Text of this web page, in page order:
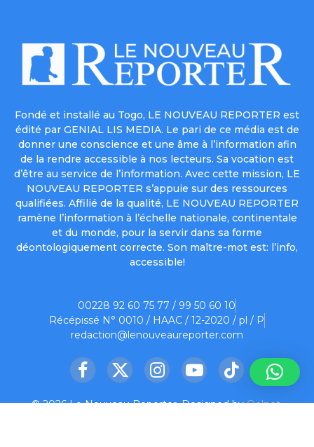
Fondé et installé au Togo, LE NOUVEAU REPORTER est
édité par GENIAL LIS MEDIA. Le pari de ce média est de
donner une conscience et une âme à l’information afin
de la rendre accessible à nos lecteurs. Sa vocation est
d’être au service de l’information. Avec cette mission, LE
NOUVEAU REPORTER s’appuie sur des ressources
qualifiées. Affilié de la qualité, LE NOUVEAU REPORTER
ramène l’information à l’échelle nationale, continentale
et du monde, pour la servir dans sa forme
déontologiquement correcte. Son maître-mot est: l’info,
accessible!
00228 92 60 75 77 / 99 50 60 10
Récépissé N° 0010 / HAAC / 12-2020 / pl / P
redaction@lenouveaureporter.com
Facebook
X
InstagramYouTubeTikTok
© 2026 Le Nouveau Reporter. Designed byOelnet.